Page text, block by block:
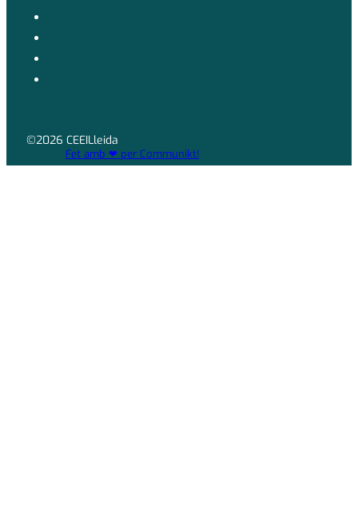
©2026 CEEILleida
Fet amb ❤ per Communikt!